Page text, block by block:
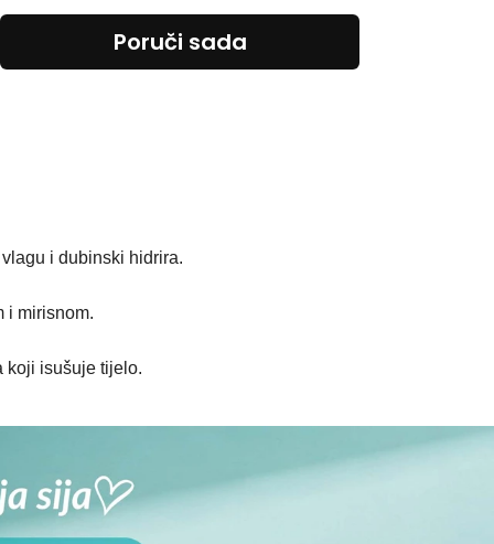
Poruči sada
i dubinski hidrira.
i mirisnom.
koji isušuje tijelo.